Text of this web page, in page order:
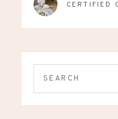
CERTIFIED